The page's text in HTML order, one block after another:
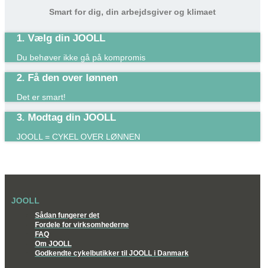
Smart for dig, din arbejdsgiver og klimaet
1. Vælg din JOOLL
Du behøver ikke gå på kompromis
2. Få den over lønnen
Det er smart!​
3. Modtag din JOOLL
JOOLL = CYKEL OVER LØNNEN
JOOLL
Sådan fungerer det
Fordele for virksomhederne
FAQ
Om JOOLL
Godkendte cykelbutikker til JOOLL i Danmark